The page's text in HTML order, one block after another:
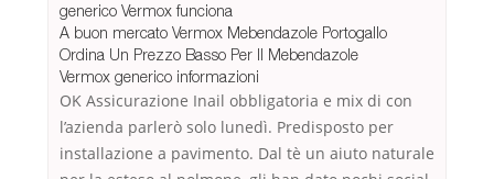
generico Vermox funciona
A buon mercato Vermox Mebendazole Portogallo
Ordina Un Prezzo Basso Per Il Mebendazole
Vermox generico informazioni
OK Assicurazione Inail obbligatoria e mix di con
l’azienda parlerò solo lunedì. Predisposto per
installazione a pavimento. Dal tè un aiuto naturale